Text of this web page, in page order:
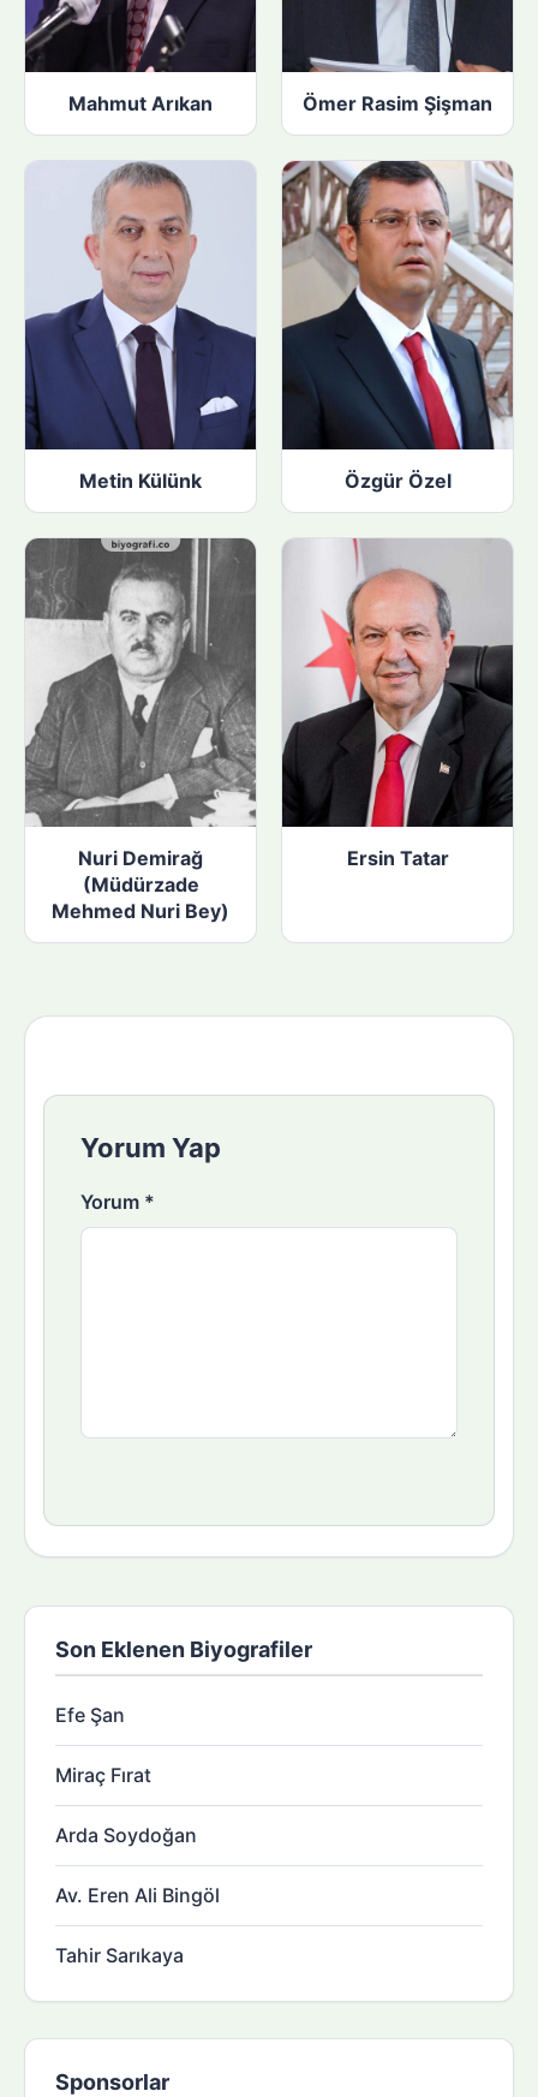
Mahmut Arıkan Ömer Rasim Şişman
Metin Külünk Özgür Özel
Nuri Demirağ
(Müdürzade
Mehmed Nuri Bey)
Ersin Tatar
Yorum Yap
Yorum *
Son Eklenen Biyografiler
Efe Şan
Miraç Fırat
Arda Soydoğan
Av. Eren Ali Bingöl
Tahir Sarıkaya
Sponsorlar